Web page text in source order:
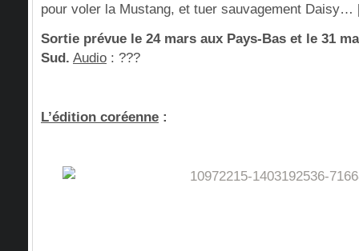
pour voler la Mustang, et tuer sauvagement
Sortie prévue le 24 mars aux Pays-Bas et le 31
Sud. Audio : ???
L’édition coréenne :